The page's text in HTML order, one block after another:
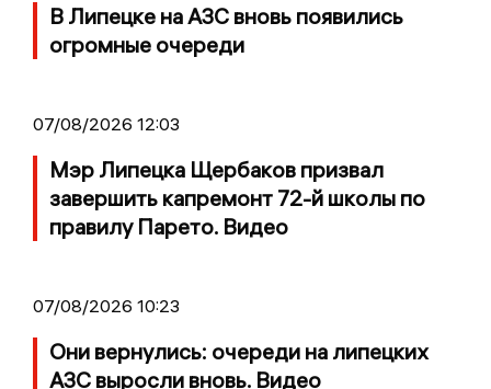
В Липецке на АЗС вновь появились
огромные очереди
07/08/2026 12:03
Мэр Липецка Щербаков призвал
завершить капремонт 72-й школы по
правилу Парето. Видео
07/08/2026 10:23
Они вернулись: очереди на липецких
АЗС выросли вновь. Видео